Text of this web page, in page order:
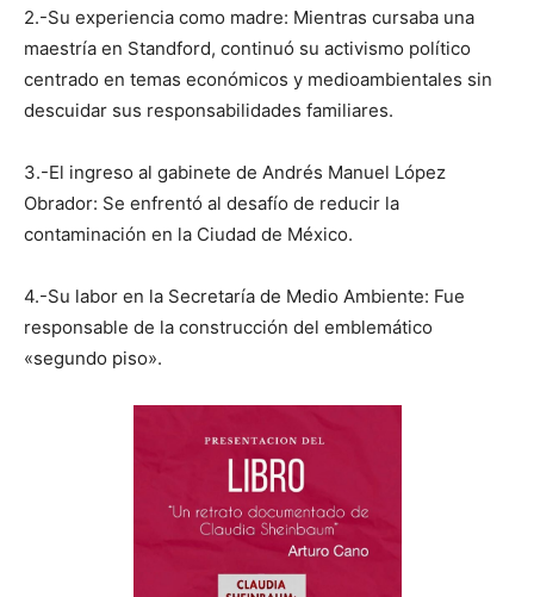
2.-Su experiencia como madre: Mientras cursaba una
maestría en Standford, continuó su activismo político
centrado en temas económicos y medioambientales sin
descuidar sus responsabilidades familiares.
3.-El ingreso al gabinete de Andrés Manuel López
Obrador: Se enfrentó al desafío de reducir la
contaminación en la Ciudad de México.
4.-Su labor en la Secretaría de Medio Ambiente: Fue
responsable de la construcción del emblemático
«segundo piso».